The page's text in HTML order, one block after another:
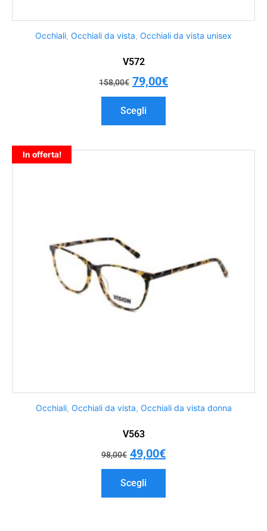
Occhiali, Occhiali da vista, Occhiali da vista unisex
V572
158,00€ 79,00€
Scegli
In offerta!
Occhiali, Occhiali da vista, Occhiali da vista donna
V563
98,00€ 49,00€
Scegli